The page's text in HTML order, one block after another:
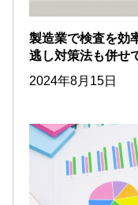
製造業で検査を効
逃し対策法も併せ
2024年8月15日